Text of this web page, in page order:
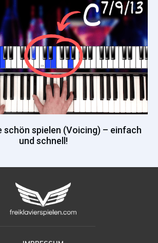
schön spielen (Voicing) – einfach
und schnell!